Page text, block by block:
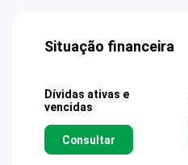
Situação financeira
Dívidas ativas e
vencidas
Consultar